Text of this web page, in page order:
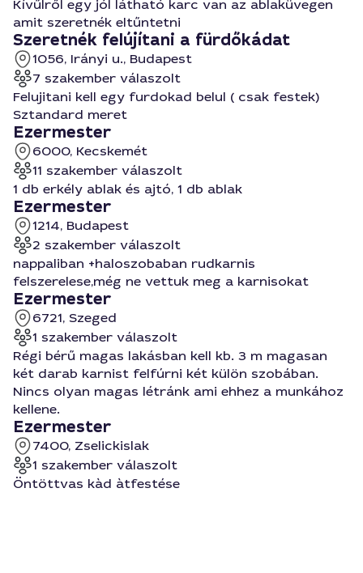
Kívűlről egy jól látható karc van az ablaküvegen
amit szeretnék eltűntetni
Szeretnék felújítani a fürdőkádat
1056, Irányi u., Budapest
7 szakember válaszolt
Felujitani kell egy furdokad belul ( csak festek)
Sztandard meret
Ezermester
6000, Kecskemét
11 szakember válaszolt
1 db erkély ablak és ajtó, 1 db ablak
Ezermester
1214, Budapest
2 szakember válaszolt
nappaliban +haloszobaban rudkarnis
felszerelese,még ne vettuk meg a karnisokat
Ezermester
6721, Szeged
1 szakember válaszolt
Régi bérű magas lakásban kell kb. 3 m magasan
két darab karnist felfúrni két külön szobában.
Nincs olyan magas létránk ami ehhez a munkához
kellene.
Ezermester
7400, Zselickislak
1 szakember válaszolt
Öntöttvas kàd àtfestése